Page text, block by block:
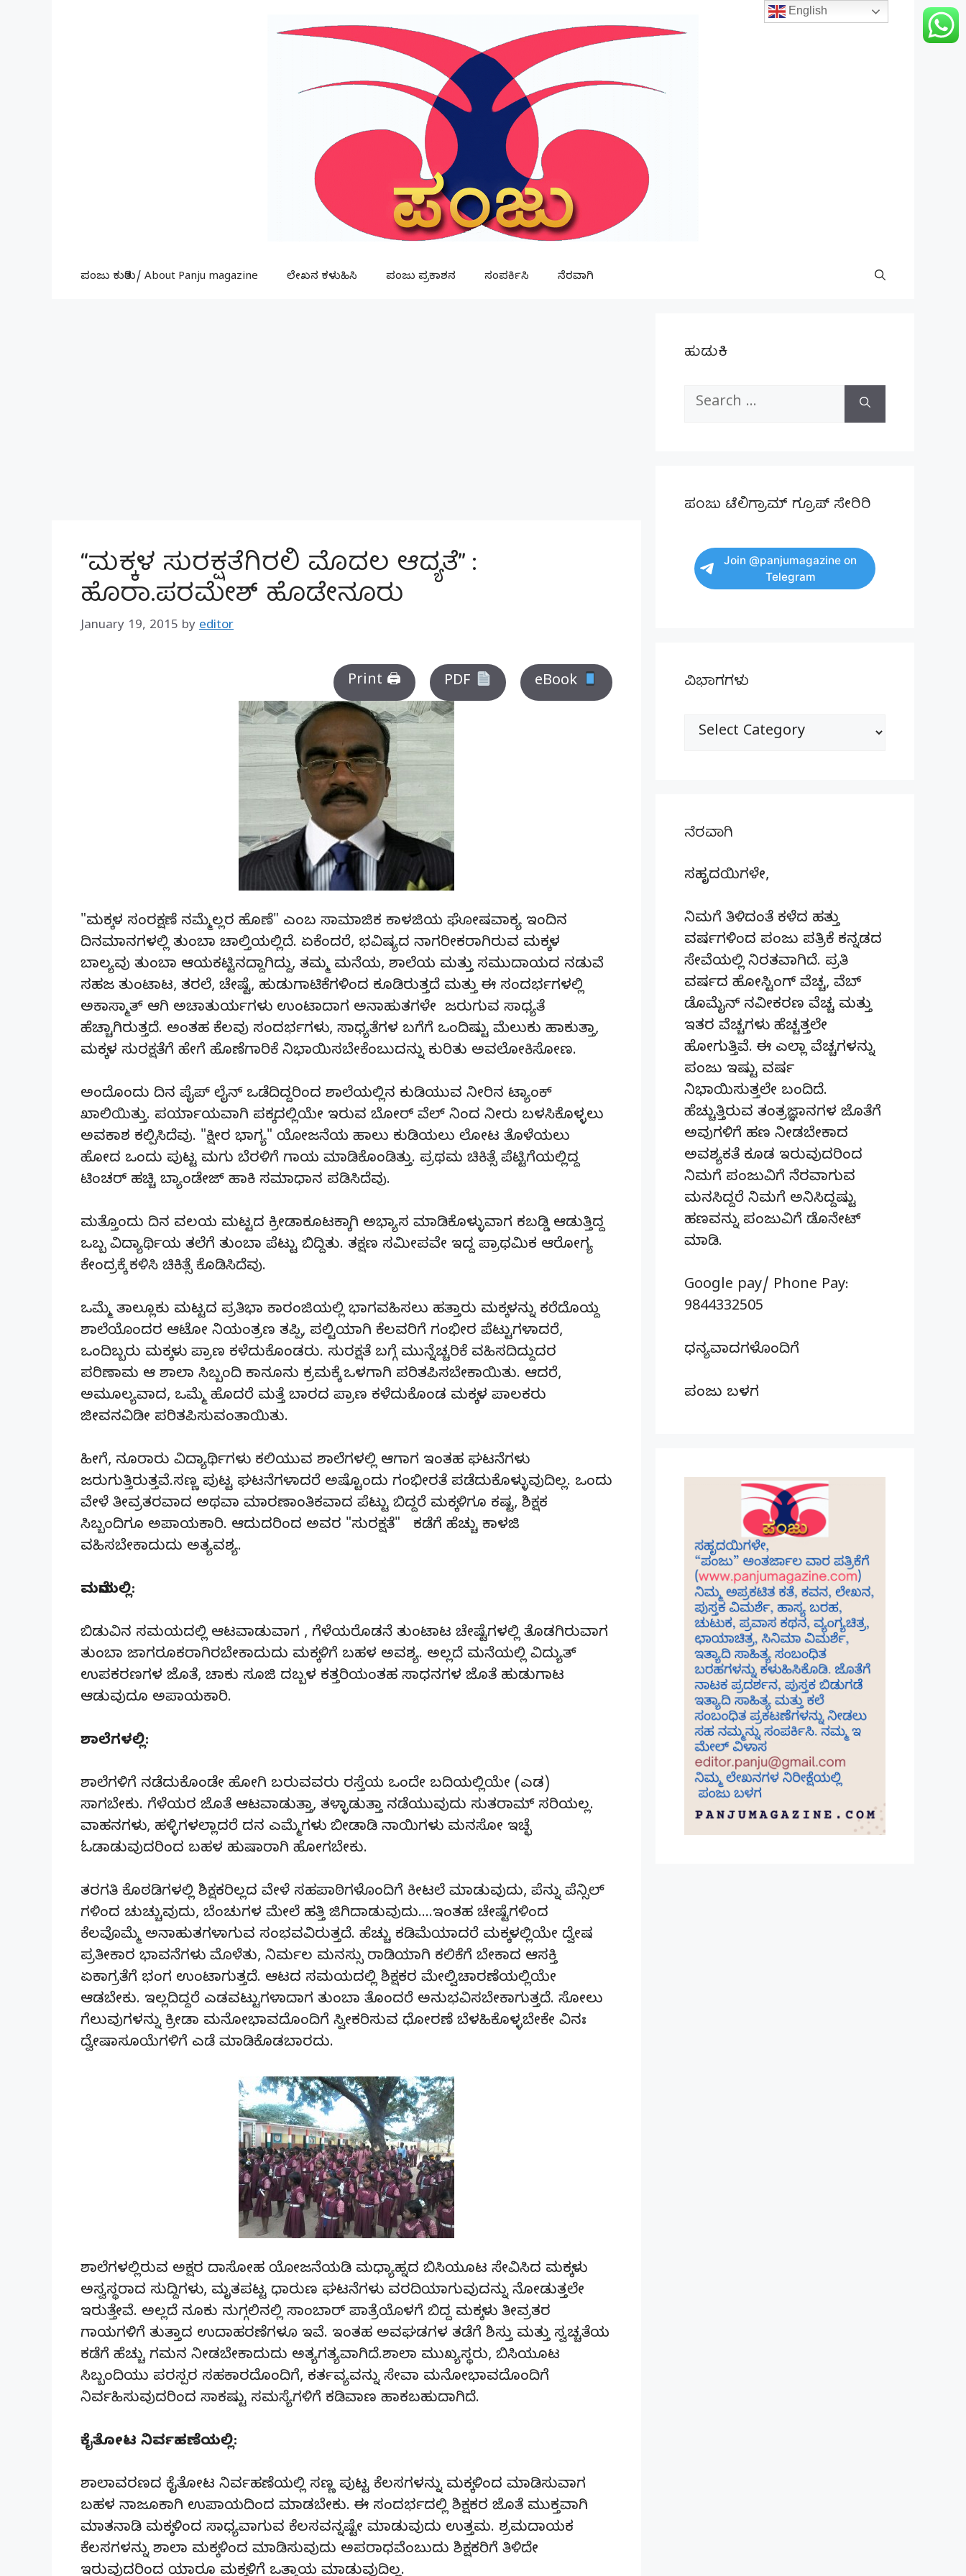
ಪಂಜು ಕುರಿತು/ About Panju magazine ಲೇಖನ ಕಳುಹಿಸಿ ಪಂಜು ಪ್ರಕಾಶನ ಸಂಪರ್ಕಿಸಿ ನೆರವಾಗಿ
“ಮಕ್ಕಳ ಸುರಕ್ಷತೆಗಿರಲಿ ಮೊದಲ ಆದ್ಯತೆ” :
ಹೊರಾ.ಪರಮೇಶ್ ಹೊಡೇನೂರು
January 19, 2015 by editor
Print 🖨 PDF eBook
"ಮಕ್ಕಳ ಸಂರಕ್ಷಣೆ ನಮ್ಮೆಲ್ಲರ ಹೊಣೆ" ಎಂಬ ಸಾಮಾಜಿಕ ಕಾಳಜಿಯ ಘೋಷವಾಕ್ಯ ಇಂದಿನ
ದಿನಮಾನಗಳಲ್ಲಿ ತುಂಬಾ ಚಾಲ್ತಿಯಲ್ಲಿದೆ. ಏಕೆಂದರೆ, ಭವಿಷ್ಯದ ನಾಗರೀಕರಾಗಿರುವ ಮಕ್ಕಳ
ಬಾಲ್ಯವು ತುಂಬಾ ಆಯಕಟ್ಟಿನದ್ದಾಗಿದ್ದು, ತಮ್ಮ ಮನೆಯ, ಶಾಲೆಯ ಮತ್ತು ಸಮುದಾಯದ ನಡುವೆ
ಸಹಜ ತುಂಟಾಟ, ತರಲೆ, ಚೇಷ್ಟೆ, ಹುಡುಗಾಟಿಕೆಗಳಿಂದ ಕೂಡಿರುತ್ತದೆ ಮತ್ತು ಈ ಸಂದರ್ಭಗಳಲ್ಲಿ
ಅಕಾಸ್ಮಾತ್ ಆಗಿ ಅಚಾತುರ್ಯಗಳು ಉಂಟಾದಾಗ ಅನಾಹುತಗಳೇ ಜರುಗುವ ಸಾಧ್ಯತೆ
ಹೆಚ್ಚಾಗಿರುತ್ತದೆ. ಅಂತಹ ಕೆಲವು ಸಂದರ್ಭಗಳು, ಸಾಧ್ಯತೆಗಳ ಬಗೆಗೆ ಒಂದಿಷ್ಟು ಮೆಲುಕು ಹಾಕುತ್ತಾ,
ಮಕ್ಕಳ ಸುರಕ್ಷತೆಗೆ ಹೇಗೆ ಹೊಣೆಗಾರಿಕೆ ನಿಭಾಯಿಸಬೇಕೆಂಬುದನ್ನು ಕುರಿತು ಅವಲೋಕಿಸೋಣ.
ಅಂದೊಂದು ದಿನ ಪೈಪ್ ಲೈನ್ ಒಡೆದಿದ್ದರಿಂದ ಶಾಲೆಯಲ್ಲಿನ ಕುಡಿಯುವ ನೀರಿನ ಟ್ಯಾಂಕ್
ಖಾಲಿಯಿತ್ತು. ಪರ್ಯಾಯವಾಗಿ ಪಕ್ಕದಲ್ಲಿಯೇ ಇರುವ ಬೋರ್ ವೆಲ್ ನಿಂದ ನೀರು ಬಳಸಿಕೊಳ್ಳಲು
ಅವಕಾಶ ಕಲ್ಪಿಸಿದೆವು. "ಕ್ಷೀರ ಭಾಗ್ಯ" ಯೋಜನೆಯ ಹಾಲು ಕುಡಿಯಲು ಲೋಟ ತೊಳೆಯಲು
ಹೋದ ಒಂದು ಪುಟ್ಟ ಮಗು ಬೆರಳಿಗೆ ಗಾಯ ಮಾಡಿಕೊಂಡಿತ್ತು. ಪ್ರಥಮ ಚಿಕಿತ್ಸೆ ಪೆಟ್ಟಿಗೆಯಲ್ಲಿದ್ದ
ಟಿಂಚರ್ ಹಚ್ಚಿ ಬ್ಯಾಂಡೇಜ್ ಹಾಕಿ ಸಮಾಧಾನ ಪಡಿಸಿದೆವು.
ಮತ್ತೊಂದು ದಿನ ವಲಯ ಮಟ್ಟದ ಕ್ರೀಡಾಕೂಟಕ್ಕಾಗಿ ಅಭ್ಯಾಸ ಮಾಡಿಕೊಳ್ಳುವಾಗ ಕಬಡ್ಡಿ ಆಡುತ್ತಿದ್ದ
ಒಬ್ಬ ವಿದ್ಯಾರ್ಥಿಯ ತಲೆಗೆ ತುಂಬಾ ಪೆಟ್ಟು ಬಿದ್ದಿತು. ತಕ್ಷಣ ಸಮೀಪವೇ ಇದ್ದ ಪ್ರಾಥಮಿಕ ಆರೋಗ್ಯ
ಕೇಂದ್ರಕ್ಕೆ ಕಳಿಸಿ ಚಿಕಿತ್ಸೆ ಕೊಡಿಸಿದೆವು.
ಒಮ್ಮೆ ತಾಲ್ಲೂಕು ಮಟ್ಟದ ಪ್ರತಿಭಾ ಕಾರಂಜಿಯಲ್ಲಿ ಭಾಗವಹಿಸಲು ಹತ್ತಾರು ಮಕ್ಕಳನ್ನು ಕರೆದೊಯ್ದ
ಶಾಲೆಯೊಂದರ ಆಟೋ ನಿಯಂತ್ರಣ ತಪ್ಪಿ, ಪಲ್ಟಿಯಾಗಿ ಕೆಲವರಿಗೆ ಗಂಭೀರ ಪೆಟ್ಟುಗಳಾದರೆ,
ಒಂದಿಬ್ಬರು ಮಕ್ಕಳು ಪ್ರಾಣ ಕಳೆದುಕೊಂಡರು. ಸುರಕ್ಷತೆ ಬಗ್ಗೆ ಮುನ್ನೆಚ್ಚರಿಕೆ ವಹಿಸದಿದ್ದುದರ
ಪರಿಣಾಮ ಆ ಶಾಲಾ ಸಿಬ್ಬಂದಿ ಕಾನೂನು ಕ್ರಮಕ್ಕೆ ಒಳಗಾಗಿ ಪರಿತಪಿಸಬೇಕಾಯಿತು. ಆದರೆ,
ಅಮೂಲ್ಯವಾದ, ಒಮ್ಮೆ ಹೊದರೆ ಮತ್ತೆ ಬಾರದ ಪ್ರಾಣ ಕಳೆದುಕೊಂಡ ಮಕ್ಕಳ ಪಾಲಕರು
ಜೀವನವಿಡೀ ಪರಿತಪಿಸುವಂತಾಯಿತು.
ಹೀಗೆ, ನೂರಾರು ವಿದ್ಯಾರ್ಥಿಗಳು ಕಲಿಯುವ ಶಾಲೆಗಳಲ್ಲಿ ಆಗಾಗ ಇಂತಹ ಘಟನೆಗಳು
ಜರುಗುತ್ತಿರುತ್ತವೆ.ಸಣ್ಣ ಪುಟ್ಟ ಘಟನೆಗಳಾದರೆ ಅಷ್ಟೊಂದು ಗಂಭೀರತೆ ಪಡೆದುಕೊಳ್ಳುವುದಿಲ್ಲ. ಒಂದು
ವೇಳೆ ತೀವ್ರತರವಾದ ಅಥವಾ ಮಾರಣಾಂತಿಕವಾದ ಪೆಟ್ಟು ಬಿದ್ದರೆ ಮಕ್ಕಳಿಗೂ ಕಷ್ಟ, ಶಿಕ್ಷಕ
ಸಿಬ್ಬಂದಿಗೂ ಅಪಾಯಕಾರಿ. ಆದುದರಿಂದ ಅವರ "ಸುರಕ್ಷತೆ" ಕಡೆಗೆ ಹೆಚ್ಚು ಕಾಳಜಿ
ವಹಿಸಬೇಕಾದುದು ಅತ್ಯವಶ್ಯ.
ಮನೆಯಲ್ಲಿ:
ಬಿಡುವಿನ ಸಮಯದಲ್ಲಿ ಆಟವಾಡುವಾಗ , ಗೆಳೆಯರೊಡನೆ ತುಂಟಾಟ ಚೇಷ್ಟೆಗಳಲ್ಲಿ ತೊಡಗಿರುವಾಗ
ತುಂಬಾ ಜಾಗರೂಕರಾಗಿರಬೇಕಾದುದು ಮಕ್ಕಳಿಗೆ ಬಹಳ ಅವಶ್ಯ. ಅಲ್ಲದೆ ಮನೆಯಲ್ಲಿ ವಿದ್ಯುತ್
ಉಪಕರಣಗಳ ಜೊತೆ, ಚಾಕು ಸೂಜಿ ದಬ್ಬಳ ಕತ್ತರಿಯಂತಹ ಸಾಧನಗಳ ಜೊತೆ ಹುಡುಗಾಟ
ಆಡುವುದೂ ಅಪಾಯಕಾರಿ.
ಶಾಲೆಗಳಲ್ಲಿ:
ಶಾಲೆಗಳಿಗೆ ನಡೆದುಕೊಂಡೇ ಹೋಗಿ ಬರುವವರು ರಸ್ತೆಯ ಒಂದೇ ಬದಿಯಲ್ಲಿಯೇ (ಎಡ)
ಸಾಗಬೇಕು. ಗೆಳೆಯರ ಜೊತೆ ಆಟವಾಡುತ್ತಾ, ತಳ್ಳಾಡುತ್ತಾ ನಡೆಯುವುದು ಸುತರಾಮ್ ಸರಿಯಲ್ಲ.
ವಾಹನಗಳು, ಹಳ್ಳಿಗಳಲ್ಲಾದರೆ ದನ ಎಮ್ಮೆಗಳು ಬೀಡಾಡಿ ನಾಯಿಗಳು ಮನಸೋ ಇಚ್ಛೆ
ಓಡಾಡುವುದರಿಂದ ಬಹಳ ಹುಷಾರಾಗಿ ಹೋಗಬೇಕು.
ತರಗತಿ ಕೊಠಡಿಗಳಲ್ಲಿ ಶಿಕ್ಷಕರಿಲ್ಲದ ವೇಳೆ ಸಹಪಾಠಿಗಳೊಂದಿಗೆ ಕೀಟಲೆ ಮಾಡುವುದು, ಪೆನ್ನು ಪೆನ್ಸಿಲ್
ಗಳಿಂದ ಚುಚ್ಚುವುದು, ಬೆಂಚುಗಳ ಮೇಲೆ ಹತ್ತಿ ಜಿಗಿದಾಡುವುದು….ಇಂತಹ ಚೇಷ್ಟೆಗಳಿಂದ
ಕೆಲವೊಮ್ಮೆ ಅನಾಹುತಗಳಾಗುವ ಸಂಭವವಿರುತ್ತದೆ. ಹೆಚ್ಚು ಕಡಿಮೆಯಾದರೆ ಮಕ್ಕಳಲ್ಲಿಯೇ ದ್ವೇಷ
ಪ್ರತೀಕಾರ ಭಾವನೆಗಳು ಮೊಳೆತು, ನಿರ್ಮಲ ಮನಸ್ಸು ರಾಡಿಯಾಗಿ ಕಲಿಕೆಗೆ ಬೇಕಾದ ಆಸಕ್ತಿ
ಏಕಾಗ್ರತೆಗೆ ಭಂಗ ಉಂಟಾಗುತ್ತದೆ. ಆಟದ ಸಮಯದಲ್ಲಿ ಶಿಕ್ಷಕರ ಮೇಲ್ವಿಚಾರಣೆಯಲ್ಲಿಯೇ
ಆಡಬೇಕು. ಇಲ್ಲದಿದ್ದರೆ ಎಡವಟ್ಟುಗಳಾದಾಗ ತುಂಬಾ ತೊಂದರೆ ಅನುಭವಿಸಬೇಕಾಗುತ್ತದೆ. ಸೋಲು
ಗೆಲುವುಗಳನ್ನು ಕ್ರೀಡಾ ಮನೋಭಾವದೊಂದಿಗೆ ಸ್ವೀಕರಿಸುವ ಧೋರಣೆ ಬೆಳಹಿಕೊಳ್ಳಬೇಕೇ ವಿನಃ
ದ್ವೇಷಾಸೂಯೆಗಳಿಗೆ ಎಡೆ ಮಾಡಿಕೊಡಬಾರದು.
ಶಾಲೆಗಳಲ್ಲಿರುವ ಅಕ್ಷರ ದಾಸೋಹ ಯೋಜನೆಯಡಿ ಮಧ್ಯಾಹ್ನದ ಬಿಸಿಯೂಟ ಸೇವಿಸಿದ ಮಕ್ಕಳು
ಅಸ್ವಸ್ಥರಾದ ಸುದ್ದಿಗಳು, ಮೃತಪಟ್ಟ ಧಾರುಣ ಘಟನೆಗಳು ವರದಿಯಾಗುವುದನ್ನು ನೋಡುತ್ತಲೇ
ಇರುತ್ತೇವೆ. ಅಲ್ಲದೆ ನೂಕು ನುಗ್ಗಲಿನಲ್ಲಿ ಸಾಂಬಾರ್ ಪಾತ್ರೆಯೊಳಗೆ ಬಿದ್ದ ಮಕ್ಕಳು ತೀವ್ರತರ
ಗಾಯಗಳಿಗೆ ತುತ್ತಾದ ಉದಾಹರಣೆಗಳೂ ಇವೆ. ಇಂತಹ ಅವಘಡಗಳ ತಡೆಗೆ ಶಿಸ್ತು ಮತ್ತು ಸ್ವಚ್ಚತೆಯ
ಕಡೆಗೆ ಹೆಚ್ಚು ಗಮನ ನೀಡಬೇಕಾದುದು ಅತ್ಯಗತ್ಯವಾಗಿದೆ.ಶಾಲಾ ಮುಖ್ಯಸ್ಥರು, ಬಿಸಿಯೂಟ
ಸಿಬ್ಬಂದಿಯು ಪರಸ್ಪರ ಸಹಕಾರದೊಂದಿಗೆ, ಕರ್ತವ್ಯವನ್ನು ಸೇವಾ ಮನೋಭಾವದೊಂದಿಗೆ
ನಿರ್ವಹಿಸುವುದರಿಂದ ಸಾಕಷ್ಟು ಸಮಸ್ಯೆಗಳಿಗೆ ಕಡಿವಾಣ ಹಾಕಬಹುದಾಗಿದೆ.
ಕೈತೋಟ ನಿರ್ವಹಣೆಯಲ್ಲಿ:
ಶಾಲಾವರಣದ ಕೈತೋಟ ನಿರ್ವಹಣೆಯಲ್ಲಿ ಸಣ್ಣ ಪುಟ್ಟ ಕೆಲಸಗಳನ್ನು ಮಕ್ಕಳಿಂದ ಮಾಡಿಸುವಾಗ
ಬಹಳ ನಾಜೂಕಾಗಿ ಉಪಾಯದಿಂದ ಮಾಡಬೇಕು. ಈ ಸಂದರ್ಭದಲ್ಲಿ ಶಿಕ್ಷಕರ ಜೊತೆ ಮುಕ್ತವಾಗಿ
ಮಾತನಾಡಿ ಮಕ್ಕಳಿಂದ ಸಾಧ್ಯವಾಗುವ ಕೆಲಸವನ್ನಷ್ಟೇ ಮಾಡುವುದು ಉತ್ತಮ. ಶ್ರಮದಾಯಕ
ಕೆಲಸಗಳನ್ನು ಶಾಲಾ ಮಕ್ಕಳಿಂದ ಮಾಡಿಸುವುದು ಅಪರಾಧವೆಂಬುದು ಶಿಕ್ಷಕರಿಗೆ ತಿಳಿದೇ
ಇರುವುದರಿಂದ ಯಾರೂ ಮಕ್ಕಳಿಗೆ ಒತ್ತಾಯ ಮಾಡುವುದಿಲ್ಲ.
ಹುಡುಕಿ
Search
ಪಂಜು ಟೆಲಿಗ್ರಾಮ್ ಗ್ರೂಪ್ ಸೇರಿರಿ
Join @panjumagazine on
Telegram
ವಿಭಾಗಗಳು
ವಿಭಾಗಗಳು
ನೆರವಾಗಿ
ಸಹೃದಯಿಗಳೇ,
ನಿಮಗೆ ತಿಳಿದಂತೆ ಕಳೆದ ಹತ್ತು
ವರ್ಷಗಳಿಂದ ಪಂಜು ಪತ್ರಿಕೆ ಕನ್ನಡದ
ಸೇವೆಯಲ್ಲಿ ನಿರತವಾಗಿದೆ. ಪ್ರತಿ
ವರ್ಷದ ಹೋಸ್ಟಿಂಗ್‌ ವೆಚ್ಚ, ವೆಬ್‌
ಡೊಮೈನ್‌ ನವೀಕರಣ ವೆಚ್ಚ ಮತ್ತು
ಇತರ ವೆಚ್ಚಗಳು ಹೆಚ್ಚತ್ತಲೇ
ಹೋಗುತ್ತಿವೆ. ಈ ಎಲ್ಲಾ ವೆಚ್ಚಗಳನ್ನು
ಪಂಜು ಇಷ್ಟು ವರ್ಷ
ನಿಭಾಯಿಸುತ್ತಲೇ ಬಂದಿದೆ.
ಹೆಚ್ಚುತ್ತಿರುವ ತಂತ್ರಜ್ಞಾನಗಳ ಜೊತೆಗೆ
ಅವುಗಳಿಗೆ ಹಣ ನೀಡಬೇಕಾದ
ಅವಶ್ಯಕತೆ ಕೂಡ ಇರುವುದರಿಂದ
ನಿಮಗೆ ಪಂಜುವಿಗೆ ನೆರವಾಗುವ
ಮನಸಿದ್ದರೆ ನಿಮಗೆ ಅನಿಸಿದ್ದಷ್ಟು
ಹಣವನ್ನು ಪಂಜುವಿಗೆ ಡೊನೇಟ್‌
ಮಾಡಿ.
Google pay/ Phone Pay:
9844332505
ಧನ್ಯವಾದಗಳೊಂದಿಗೆ
ಪಂಜು ಬಳಗ
English